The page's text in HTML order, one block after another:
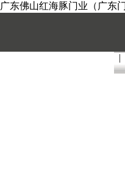
广东佛山红海豚门业（广东
|